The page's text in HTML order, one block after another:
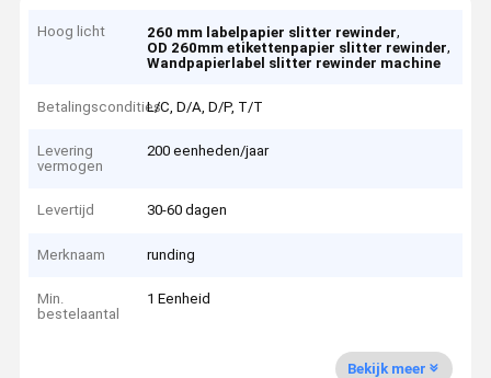
Hoog licht 260 mm labelpapier slitter rewinder,
OD 260mm etikettenpapier slitter rewinder,
Wandpapierlabel slitter rewinder machine
BetalingsconditiesL/C, D/A, D/P, T/T
Levering
vermogen
200 eenheden/jaar
Levertijd 30-60 dagen
Merknaam runding
Min.
bestelaantal
1 Eenheid
Bekijk meer